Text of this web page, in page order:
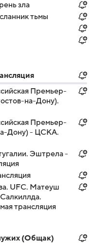
зла
тьмы
Премьер-
на-Дону).
Премьер-
Дону) - ЦСКА.
Эштрела -
UFC. Матеуш
трансляция
(Общак)